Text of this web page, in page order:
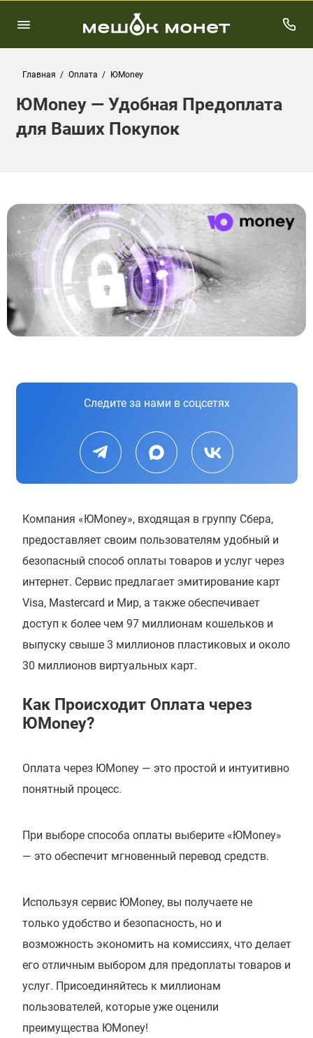
Главная Оплата ЮMoney
ЮMoney — Удобная Предоплата
для Ваших Покупок
Следите за нами в соцсетях
Компания «ЮMoney», входящая в группу Сбера,
предоставляет своим пользователям удобный и
безопасный способ оплаты товаров и услуг через
интернет. Сервис предлагает эмитирование карт
Visa, Mastercard и Мир, а также обеспечивает
доступ к более чем 97 миллионам кошельков и
выпуску свыше 3 миллионов пластиковых и около
30 миллионов виртуальных карт.
Как Происходит Оплата через
ЮMoney?
Оплата через ЮMoney — это простой и интуитивно
понятный процесс.
При выборе способа оплаты выберите «ЮMoney»
— это обеспечит мгновенный перевод средств.
Используя сервис ЮMoney, вы получаете не
только удобство и безопасность, но и
возможность экономить на комиссиях, что делает
его отличным выбором для предоплаты товаров и
услуг. Присоединяйтесь к миллионам
пользователей, которые уже оценили
преимущества ЮMoney!